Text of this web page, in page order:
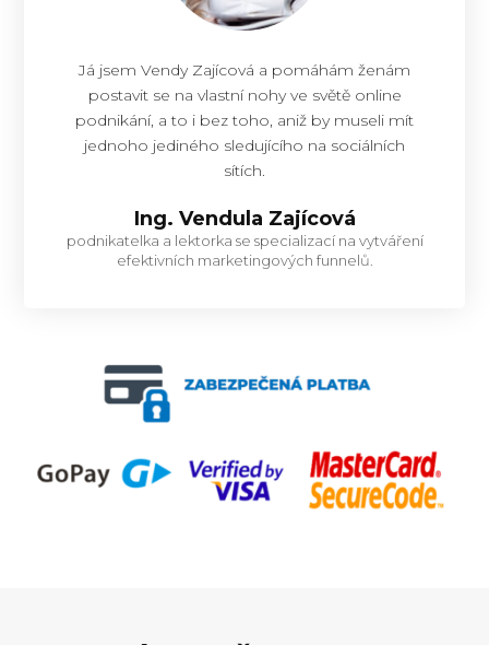
Já jsem Vendy Zajícová a pomáhám ženám
postavit se na vlastní nohy ve světě online
podnikání, a to i bez toho, aniž by museli mít
jednoho jediného sledujícího na sociálních
sítích.
Ing. Vendula Zajícová
podnikatelka a lektorka se specializací na vytváření
efektivních marketingových funnelů.